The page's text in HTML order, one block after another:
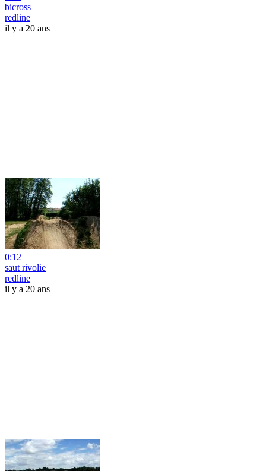
bicross
redline
il y a 20 ans
0:12
saut rivolie
redline
il y a 20 ans